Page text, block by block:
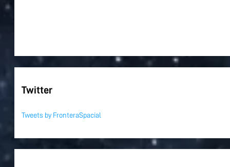
Twitter
Tweets by FronteraSpacial